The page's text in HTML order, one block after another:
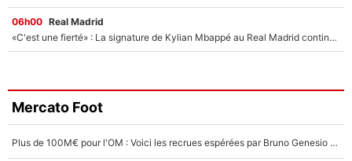
06h00 Real Madrid
«C'est une fierté» : La signature de Kylian Mbappé au Real Madrid continue de régaler l'Espagne
Mercato Foot
Plus de 100M€ pour l'OM : Voici les recrues espérées par Bruno Genesio et Grégory Lorenzi après l’opération dégraissage